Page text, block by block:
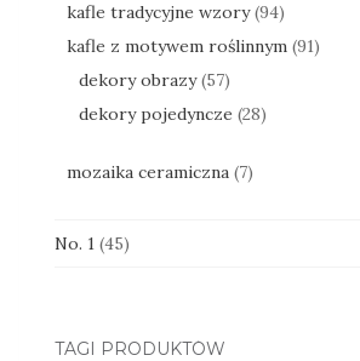
kafle tradycyjne wzory (94)
kafle z motywem roślinnym (91)
dekory obrazy (57)
dekory pojedyncze (28)
mozaika ceramiczna (7)
No. 1 (45)
TAGI PRODUKTÓW